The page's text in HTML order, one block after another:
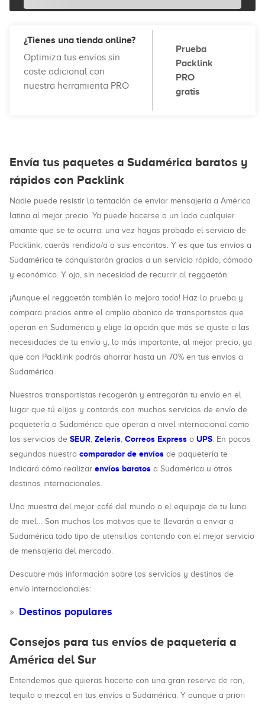
¿Tienes una tienda online?
Optimiza tus envíos sin
coste adicional con
nuestra herramienta PRO
Prueba
Packlink
PRO
gratis
Envía tus paquetes a Sudamérica baratos y
rápidos con Packlink
Nadie puede resistir la tentación de enviar mensajería a América
latina al mejor precio. Ya puede hacerse a un lado cualquier
amante que se te ocurra: una vez hayas probado el servicio de
Packlink, caerás rendido/a a sus encantos. Y es que tus envíos a
Sudamérica te conquistarán gracias a un servicio rápido, cómodo
y económico. Y ojo, sin necesidad de recurrir al reggaetón.
¡Aunque el reggaetón también lo mejora todo! Haz la prueba y
compara precios entre el amplio abanico de transportistas que
operan en Sudamérica y elige la opción que más se ajuste a las
necesidades de tu envío y, lo más importante, al mejor precio, ya
que con Packlink podrás ahorrar hasta un 70% en tus envíos a
Sudamérica.
Nuestros transportistas recogerán y entregarán tu envío en el
lugar que tú elijas y contarás con muchos servicios de envío de
paquetería a Sudamérica que operan a nivel internacional como
los servicios de SEUR, Zeleris, Correos Express o UPS. En pocos
segundos nuestro comparador de envíos de paquetería te
indicará cómo realizar envíos baratos a Sudamérica u otros
destinos internacionales.
Una muestra del mejor café del mundo o el equipaje de tu luna
de miel… Son muchos los motivos que te llevarán a enviar a
Sudamérica todo tipo de utensilios contando con el mejor servicio
de mensajería del mercado.
Descubre más información sobre los servicios y destinos de
envío internacionales:
Destinos populares
Consejos para tus envíos de paquetería a
América del Sur
Entendemos que quieras hacerte con una gran reserva de ron,
tequila o mezcal en tus envíos a Sudamérica. Y aunque a priori